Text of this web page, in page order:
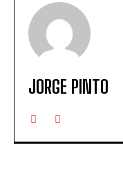
JORGE PINTO